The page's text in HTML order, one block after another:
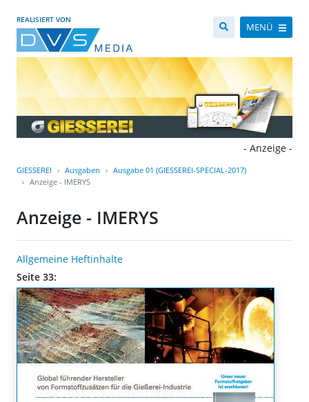
REALISIERT VON
MENÜ
- Anzeige -
GIESSEREI Ausgaben
Ausgabe 01 (GIESSEREI-SPECIAL-2017)
Anzeige - IMERYS
Anzeige - IMERYS
Allgemeine Heftinhalte
Seite 33: